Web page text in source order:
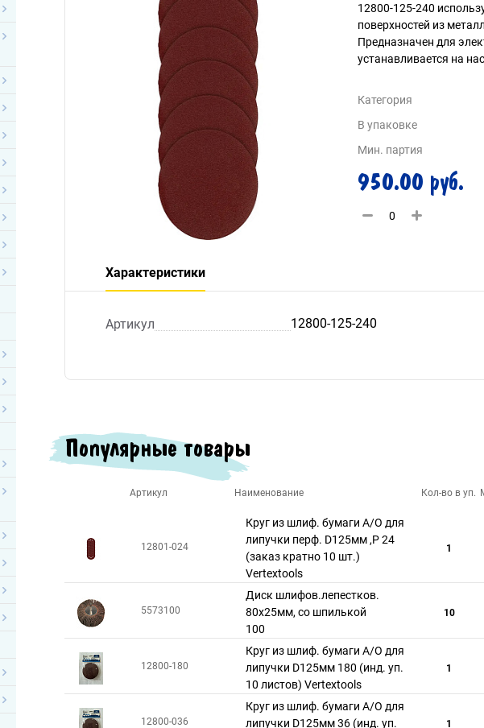
12800-125-240
поверхностей из
Предназначен для
устанавливается на
Категория
В упаковке
Мин. партия
950.00 руб.
Характеристики
Артикул 12800-125-240
Популярные товары
Артикул Наименование Кол-во в уп.
12801-024
Круг из шлиф. бумаги А/О для
липучки перф. D125мм ,Р 24
(заказ кратно 10 шт.)
Vertextools
1
5573100
Диск шлифов.лепестков.
80х25мм, со шпилькой
100
10
12800-180
Круг из шлиф. бумаги А/О для
липучки D125мм 180 (инд. уп.
10 листов) Vertextools
1
12800-036
Круг из шлиф. бумаги А/О для
липучки D125мм 36 (инд. уп.
1